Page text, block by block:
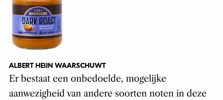
ALBERT HEIJN WAARSCHUWT
Er bestaat een onbedoelde, mogelijke
aanwezigheid van andere soorten noten in deze